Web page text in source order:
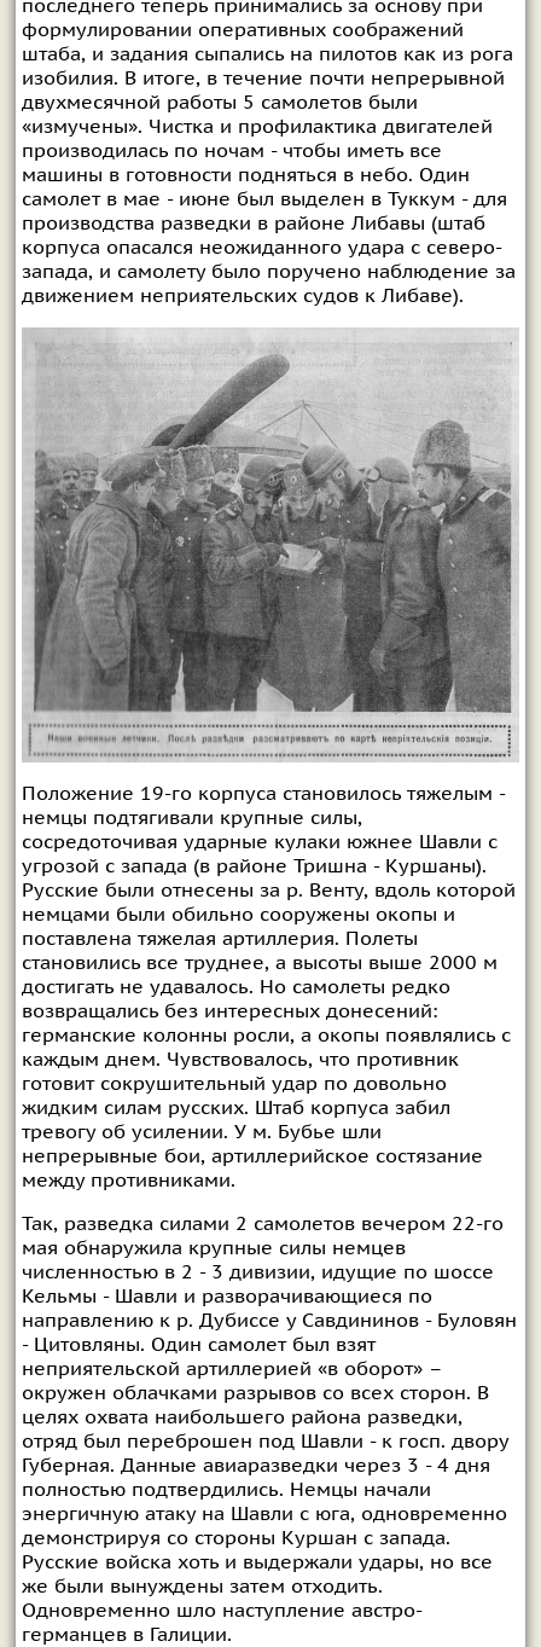
последнего теперь принимались за основу при
формулировании оперативных соображений
штаба, и задания сыпались на пилотов как из рога
изобилия. В итоге, в течение почти непрерывной
двухмесячной работы 5 самолетов были
«измучены». Чистка и профилактика двигателей
производилась по ночам - чтобы иметь все
машины в готовности подняться в небо. Один
самолет в мае - июне был выделен в Туккум - для
производства разведки в районе Либавы (штаб
корпуса опасался неожиданного удара с северо-
запада, и самолету было поручено наблюдение за
движением неприятельских судов к Либаве).
Положение 19-го корпуса становилось тяжелым -
немцы подтягивали крупные силы,
сосредоточивая ударные кулаки южнее Шавли с
угрозой с запада (в районе Тришна - Куршаны).
Русские были отнесены за р. Венту, вдоль которой
немцами были обильно сооружены окопы и
поставлена тяжелая артиллерия. Полеты
становились все труднее, а высоты выше 2000 м
достигать не удавалось. Но самолеты редко
возвращались без интересных донесений:
германские колонны росли, а окопы появлялись с
каждым днем. Чувствовалось, что противник
готовит сокрушительный удар по довольно
жидким силам русских. Штаб корпуса забил
тревогу об усилении. У м. Бубье шли
непрерывные бои, артиллерийское состязание
между противниками.
Так, разведка силами 2 самолетов вечером 22-го
мая обнаружила крупные силы немцев
численностью в 2 - 3 дивизии, идущие по шоссе
Кельмы - Шавли и разворачивающиеся по
направлению к р. Дубиссе у Савдининов - Буловян
- Цитовляны. Один самолет был взят
неприятельской артиллерией «в оборот» –
окружен облачками разрывов со всех сторон. В
целях охвата наибольшего района разведки,
отряд был переброшен под Шавли - к госп. двору
Губерная. Данные авиаразведки через 3 - 4 дня
полностью подтвердились. Немцы начали
энергичную атаку на Шавли с юга, одновременно
демонстрируя со стороны Куршан с запада.
Русские войска хоть и выдержали удары, но все
же были вынуждены затем отходить.
Одновременно шло наступление австро-
германцев в Галиции.